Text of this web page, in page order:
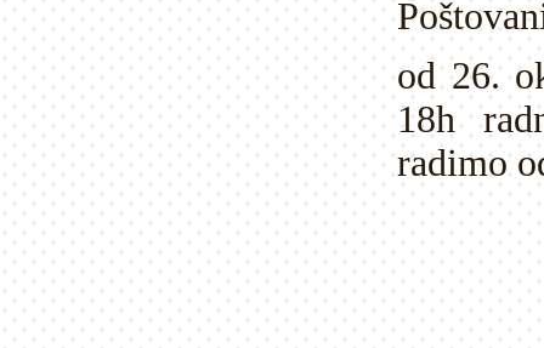
od 26.
18h
radimo